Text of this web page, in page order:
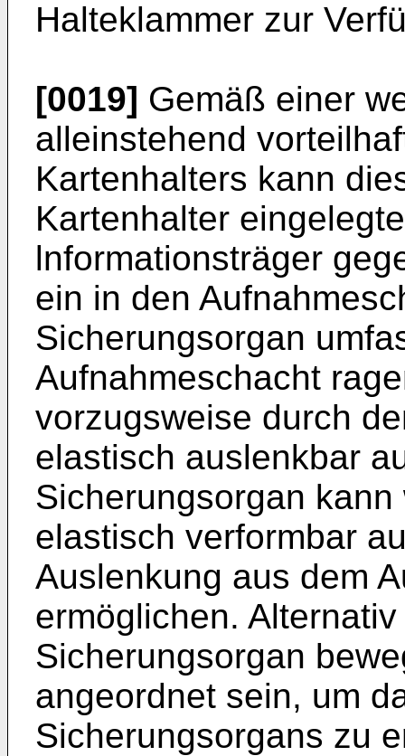
Halteklammer zur
[0019] Gemäß einer
alleinstehend
Kartenhalters kann
Kartenhalter
lnformationsträger
ein in den
Sicherungsorgan
Aufnahmeschacht
vorzugsweise durch
elastisch auslenkbar
Sicherungsorgan
elastisch verformbar
Auslenkung aus dem
ermöglichen.
Sicherungsorgan
angeordnet sein, um
Sicherungsorgans zu